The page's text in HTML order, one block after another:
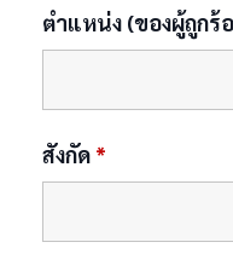
ตำแหน่ง (ของผู้ถูกร้
สังกัด *